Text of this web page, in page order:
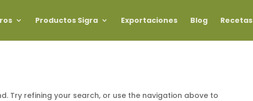
Productos Sigra Exportaciones Blog Recetas
Try refining your search, or use the navigation above to